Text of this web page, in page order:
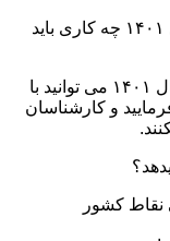
برای اطلاع از نرخ کرایه وانت نیسان در سال ۱۴۰۱ چه کاری باید
برای اطلاع از نرخ کرایه وانت و نیسان در سال ۱۴۰۱ می توانید با
تماس حاصل فرمایید و کارشناسان
نقاط کشور